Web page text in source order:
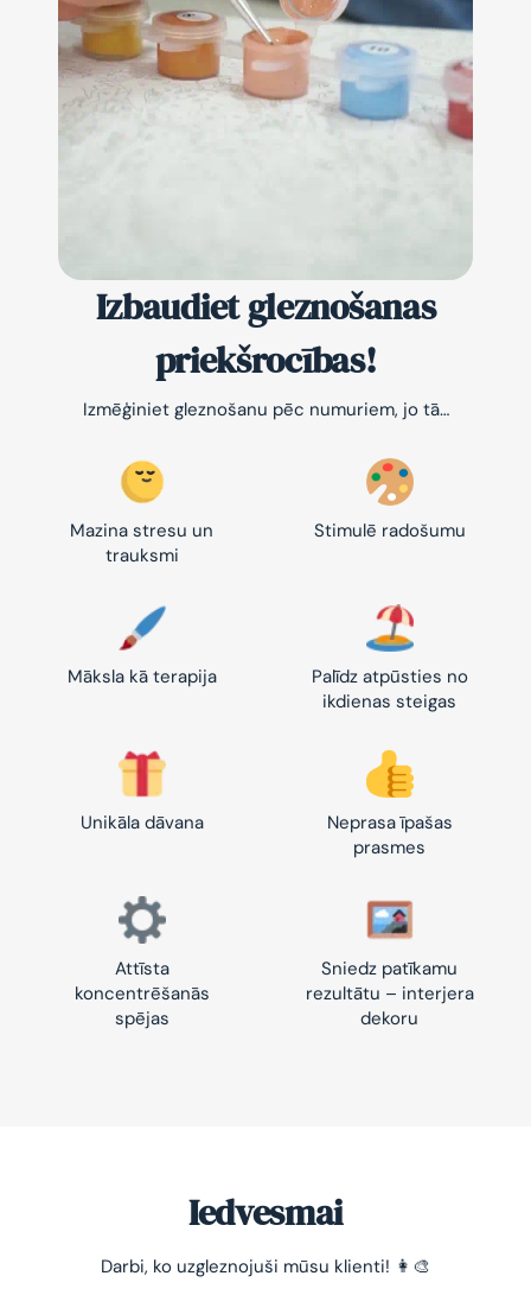
Izbaudiet gleznošanas
priekšrocības!
Izmēģiniet gleznošanu pēc numuriem, jo tā…
Mazina stresu un
trauksmi
Stimulē radošumu
Māksla kā terapija
Palīdz atpūsties no
ikdienas steigas
Unikāla dāvana
Neprasa īpašas
prasmes
Attīsta
koncentrēšanās
spējas
Sniedz patīkamu
rezultātu – interjera
dekoru
Iedvesmai
Darbi, ko uzgleznojuši mūsu klienti! 👩‍🎨
-10% pirmajam pasūtījumam
Vienkāršs veids, kā atslābināties un nomierināt